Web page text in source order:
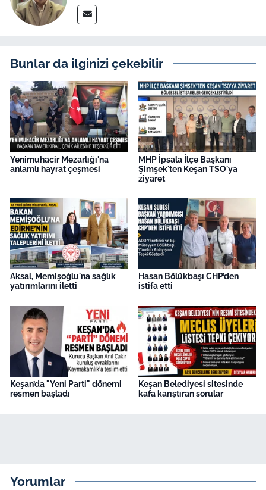
Bunlar da ilginizi çekebilir
Yenimuhacir Mezarlığı'na
anlamlı hayrat çeşmesi
MHP İpsala İlçe Başkanı
Şimşek'ten Keşan TSO'ya
ziyaret
Aksal, Memişoğlu'na sağlık
yatırımlarını iletti
Hasan Bölükbaşı CHP’den
istifa etti
Keşan’da "Yeni Parti" dönemi
resmen başladı
Keşan Belediyesi sitesinde
kafa karıştıran sorular
Yorumlar